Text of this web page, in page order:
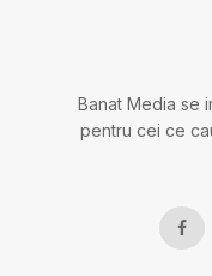
Banat Media se
pentru cei ce